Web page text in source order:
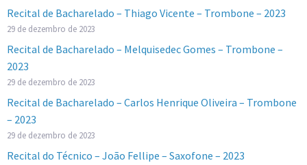
Recital de Bacharelado – Thiago Vicente – Trombone – 2023
29 de dezembro de 2023
Recital de Bacharelado – Melquisedec Gomes – Trombone –
2023
29 de dezembro de 2023
Recital de Bacharelado – Carlos Henrique Oliveira – Trombone
– 2023
29 de dezembro de 2023
Recital do Técnico – João Fellipe – Saxofone – 2023